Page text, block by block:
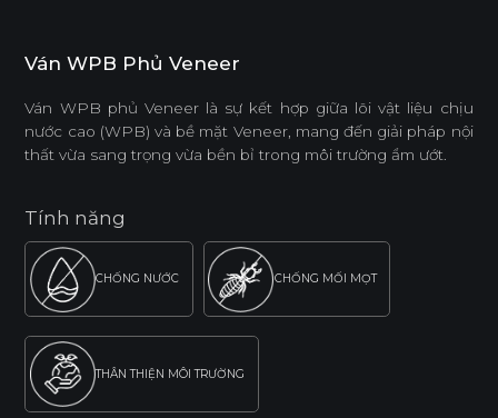
Ván WPB Phủ Veneer
Ván WPB phủ Veneer là sự kết hợp giữa lõi vật liệu chịu
nước cao (WPB) và bề mặt Veneer, mang đến giải pháp nội
thất vừa sang trọng vừa bền bỉ trong môi trường ẩm ướt.
Tính năng
CHỐNG NƯỚC CHỐNG MỐI MỌT
THÂN THIỆN MÔI TRƯỜNG